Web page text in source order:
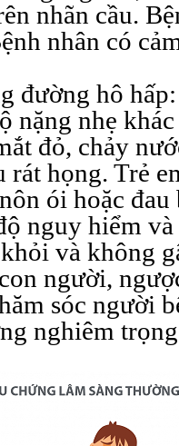
nhãn cầu.
nhân có
đường hô
nặng nhẹ
đỏ, chảy
rát họng. Trẻ
ói hoặc đau
nguy hiểm
và không
người,
sóc người
nghiêm